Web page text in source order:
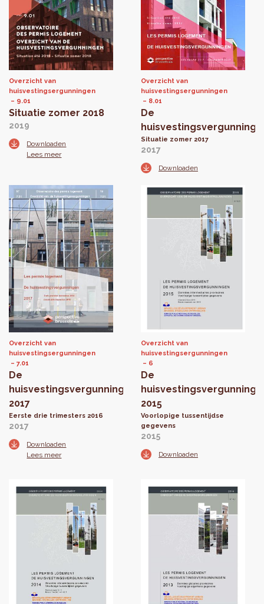
Overzicht van
huisvestingsergunningen
9.01
Situatie zomer 2018
2019
Downloaden
Lees meer
Overzicht van
huisvestingsergunningen
8.01
De
Situatie zomer 2017
2017
Downloaden
Overzicht van
huisvestingsergunningen
7.01
De
huisvestingsvergunningen
2017
Eerste drie trimesters 2016
2017
Downloaden
Lees meer
Overzicht van
huisvestingsergunningen
6
De
2015
Voorlopige tussentijdse
gegevens
2015
Downloaden